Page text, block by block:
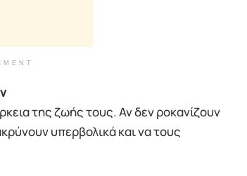
της ζωής τους. Αν δεν ροκανίζουν
υπερβολικά και να τους